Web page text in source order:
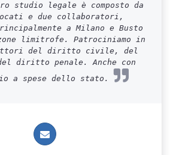
studio legale è composto da
e due collaboratori,
a Milano e Busto
limitrofe. Patrociniamo in
del diritto civile, del
diritto penale. Anche con
a spese dello stato.